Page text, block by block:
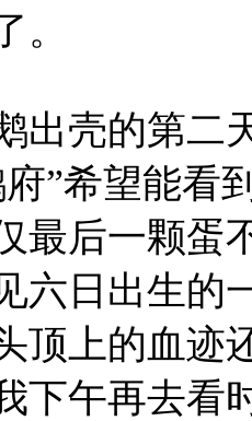
。
出壳的第
”希望能看
最后一颗蛋
六日出生的
顶上的血
下午再去看